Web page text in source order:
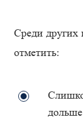
Среди других
отметить: